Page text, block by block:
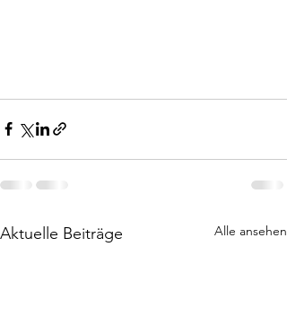
Aktuelle Beiträge Alle ansehen